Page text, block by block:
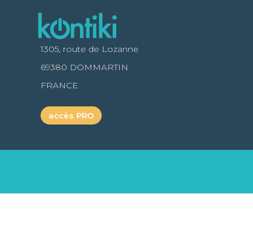
1305, route de Lozanne
69380 DOMMARTIN
FRANCE
accès PRO